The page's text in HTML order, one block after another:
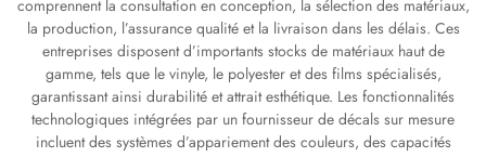
comprennent la consultation en conception, la sélection des matériaux,
la production, l’assurance qualité et la livraison dans les délais. Ces
entreprises disposent d’importants stocks de matériaux haut de
gamme, tels que le vinyle, le polyester et des films spécialisés,
garantissant ainsi durabilité et attrait esthétique. Les fonctionnalités
technologiques intégrées par un fournisseur de décals sur mesure
incluent des systèmes d’appariement des couleurs, des capacités